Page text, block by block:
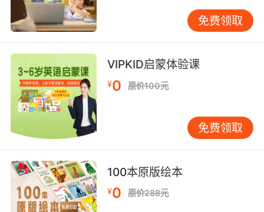
为/dȝ/。
（二）连音（Liaison）
元音连续发音时，中间会通过增加发音/r/、/j/
或/w/连接两个元音，例如 I am读的时候要当作I
yam来读；
免费领取
VIPKID启蒙体验课
¥0 原价100元
免费领取
100本原版绘本
¥0 原价288元